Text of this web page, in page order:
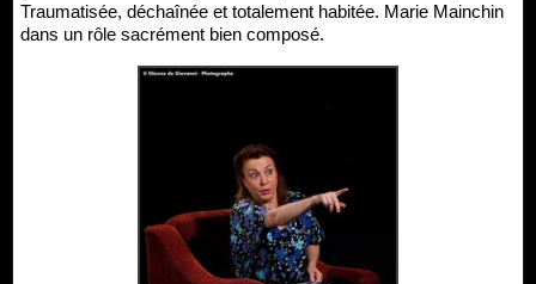
Traumatisée, déchaînée et totalement habitée. Marie Mainchin
dans un rôle sacrément bien composé.